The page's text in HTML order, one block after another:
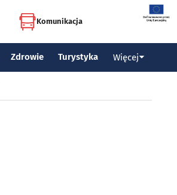
Komunikacja
Zdrowie Turystyka Więcej